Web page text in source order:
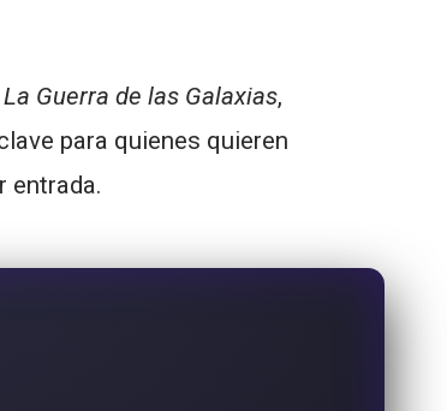
La Guerra de las Galaxias,
para quienes quieren
entrada.